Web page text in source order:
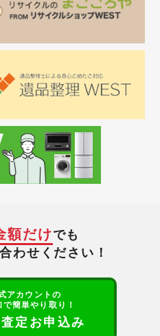
額だけ でも
わせください！
アカウントの
簡単やり取り！
定お申込み